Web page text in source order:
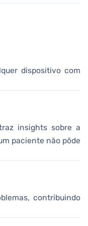
dispositivo com
insights sobre a
paciente não pôde
contribuindo